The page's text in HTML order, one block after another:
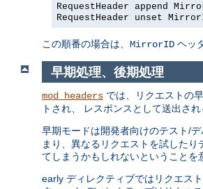
RequestHeader append
RequestHeader unset
この順番の場合は、 MirrorID ヘッ
早期処理、後期処理
mod_headers では、リクエストの
トされ、 レスポンスとして送出さ
早期モードは開発者向けのテスト/
まり、異なるリクエストを試した
てしまうかもしれないということを
early ディレクティブではリクエス